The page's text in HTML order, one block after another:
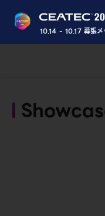
10.14 - 10.17 幕張メ